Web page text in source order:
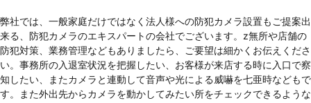
弊社では、一般家庭だけではなく法人様への防犯カメラ設置もご提案出
来る、防犯カメラのエキスパートの会社でございます。z無所や店舗の
防犯対策、業務管理などもありましたら、ご要望は細かくお伝えくださ
い。事務所の入退室状況を把握したい、お客様が来店する時に入口で察
知したい、またカメラと連動して音声や光による威嚇を七亜時などもで
す。また外出先からカメラを動かしてみたい所をチェックできるような